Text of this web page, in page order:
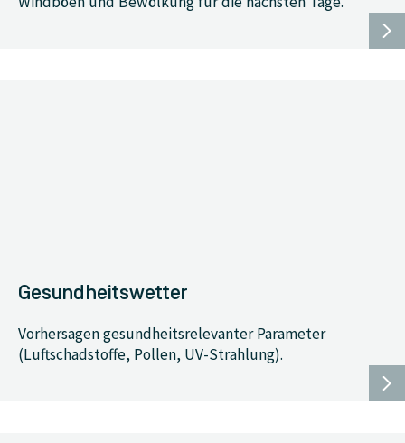
Gesundheitswetter
Vorhersagen gesundheitsrelevanter Parameter
(Luftschadstoffe, Pollen, UV-Strahlung).